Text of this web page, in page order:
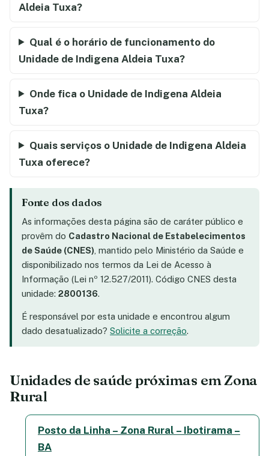
Aldeia Tuxa?
Qual é o horário de funcionamento do
Unidade de Indigena Aldeia Tuxa?
Onde fica o Unidade de Indigena Aldeia
Tuxa?
Quais serviços o Unidade de Indigena Aldeia
Tuxa oferece?
Fonte dos dados
As informações desta página são de caráter público e
provêm do Cadastro Nacional de Estabelecimentos
de Saúde (CNES) , mantido pelo Ministério da Saúde e
disponibilizado nos termos da Lei de Acesso à
Informação (Lei nº 12.527/2011). Código CNES desta
unidade: 2800136.
É responsável por esta unidade e encontrou algum
dado desatualizado? Solicite a correção.
Unidades de saúde próximas em Zona
Rural
Posto da Linha – Zona Rural – Ibotirama –
BA